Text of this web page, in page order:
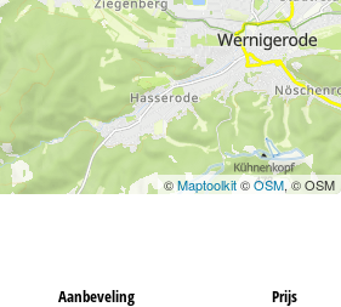
©Maptoolkit©OSM, © OSM
Aanbeveling Prijs